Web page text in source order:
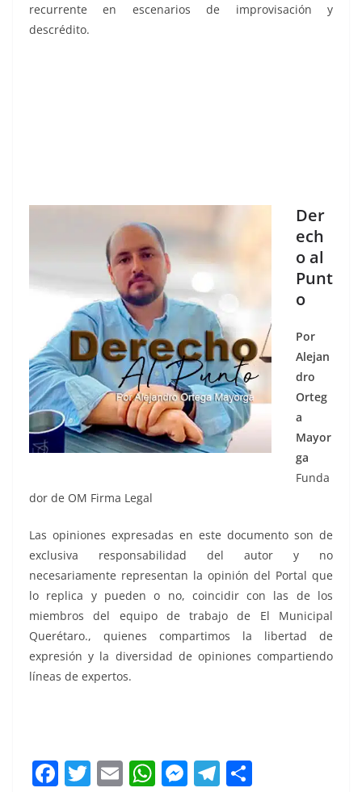
recurrente en escenarios de improvisación y
descrédito.
Der
ech
o al
Punt
o
Por
Alejan
dro
Orteg
a
Mayor
ga
Funda
dor de OM Firma Legal
Las opiniones expresadas en este documento son de
exclusiva responsabilidad del autor y no
necesariamente representan la opinión del Portal que
lo replica y pueden o no, coincidir con las de los
miembros del equipo de trabajo de El Municipal
Querétaro., quienes compartimos la libertad de
expresión y la diversidad de opiniones compartiendo
líneas de expertos.
F T E W M T